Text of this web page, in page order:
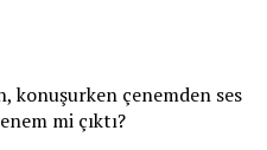
konuşurken çenemden ses
mi çıktı?